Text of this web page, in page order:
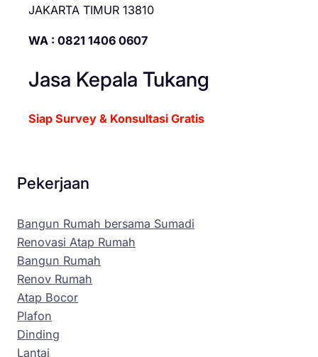
JAKARTA TIMUR 13810
WA : 0821 1406 0607
Jasa Kepala Tukang
Siap Survey & Konsultasi Gratis
Pekerjaan
Bangun Rumah bersama Sumadi
Renovasi Atap Rumah
Bangun Rumah
Renov Rumah
Atap Bocor
Plafon
Dinding
Lantai